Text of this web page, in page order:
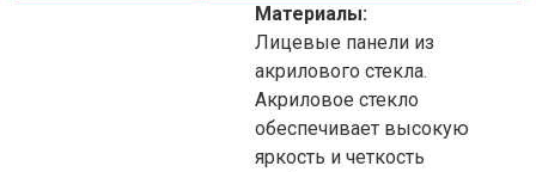
Материалы:
Лицевые панели из
акрилового стекла.
Акриловое стекло
обеспечивает высокую
яркость и четкость